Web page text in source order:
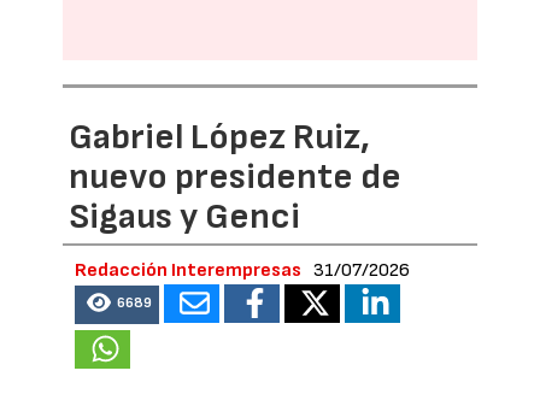
Gabriel López Ruiz,
nuevo presidente de
Sigaus y Genci
Redacción Interempresas 31/07/2026
6689